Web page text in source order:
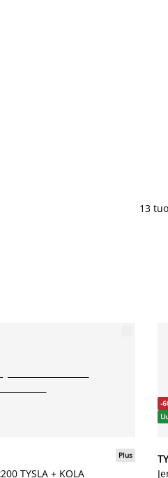
13
TYSLA + KOLA
Plus
-